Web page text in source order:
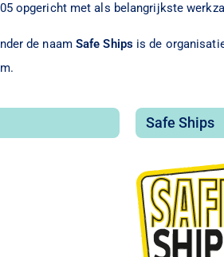
opgericht met als belangrijkste
de naam Safe Ships is de
Safe Ships